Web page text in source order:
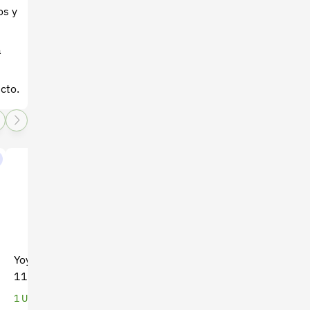
y
Yoyo para Guadaña THP-
117 Bellota - Alta
Durabilidad
1 Unidades